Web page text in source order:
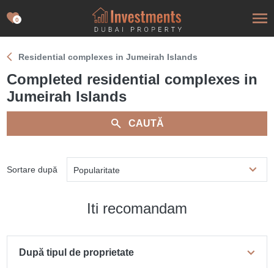
0
Residential complexes in Jumeirah Islands
Completed residential complexes in
Jumeirah Islands
CAUTĂ
Sortare după Popularitate
Iti recomandam
După tipul de proprietate